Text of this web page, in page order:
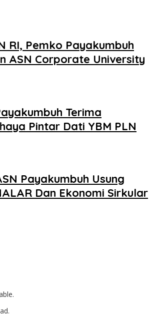
RI, Pemko Payakumbuh
ASN Corporate University
Terima
Pintar Dati YBM PLN
Payakumbuh Usung
Dan Ekonomi Sirkular